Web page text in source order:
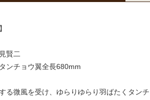
賢二
ンチョウ翼全長680mm
る微風を受け、ゆらりゆらり羽ばたくタン